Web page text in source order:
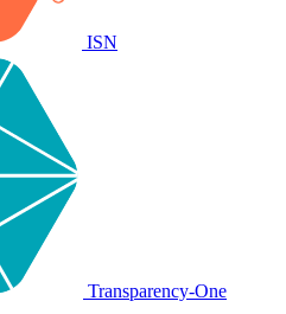
ISN
Transparency-One